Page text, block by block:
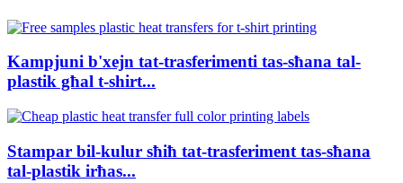
Kampjuni b'xejn tat-trasferimenti tas-sħana tal-
plastik għal t-shirt...
Stampar bil-kulur sħiħ tat-trasferiment tas-sħana
tal-plastik irħas...